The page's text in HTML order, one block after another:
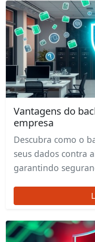
Vantagens do
empresa
Descubra como o
seus dados contra
garantindo